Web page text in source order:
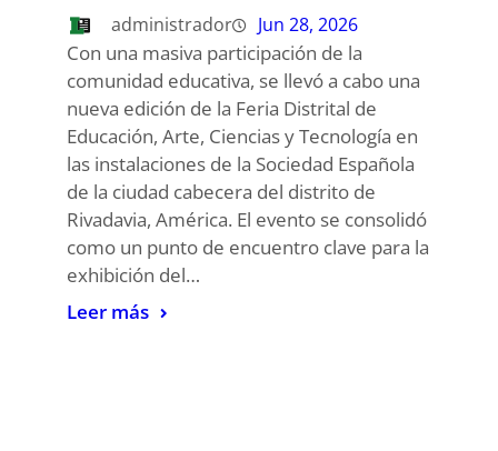
administrador Jun 28, 2026
Con una masiva participación de la
comunidad educativa, se llevó a cabo una
nueva edición de la Feria Distrital de
Educación, Arte, Ciencias y Tecnología en
las instalaciones de la Sociedad Española
de la ciudad cabecera del distrito de
Rivadavia, América. El evento se consolidó
como un punto de encuentro clave para la
exhibición del…
Leer más